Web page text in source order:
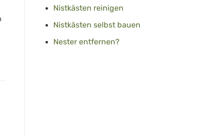
Nistkästen reinigen
Nistkästen selbst bauen
Nester entfernen?